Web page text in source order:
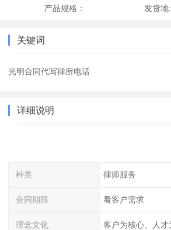
产品规格： 发货地:
关键词
光明合同代写律所电话
详细说明
种类 律师服务
合同期限 看客户需求
理念文化 客户为核心、人